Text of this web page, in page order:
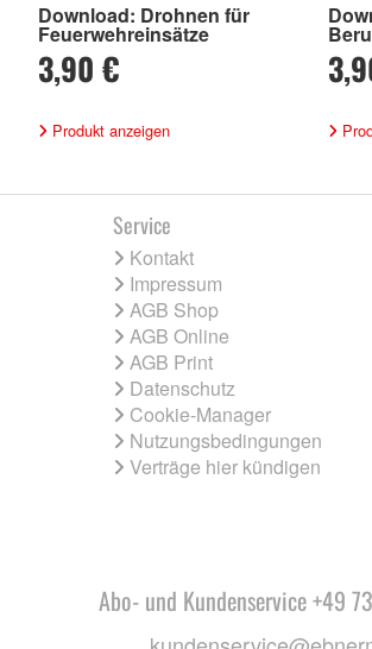
Download: Drohnen für
Feuerwehreinsätze
3,90 €
Produkt anzeigen
Service
Kontakt
Impressum
AGB Shop
AGB Online
AGB Print
Datenschutz
Cookie-Manager
Nutzungsbedingungen
Verträge hier kündigen
Abo- und Kundenservice +49